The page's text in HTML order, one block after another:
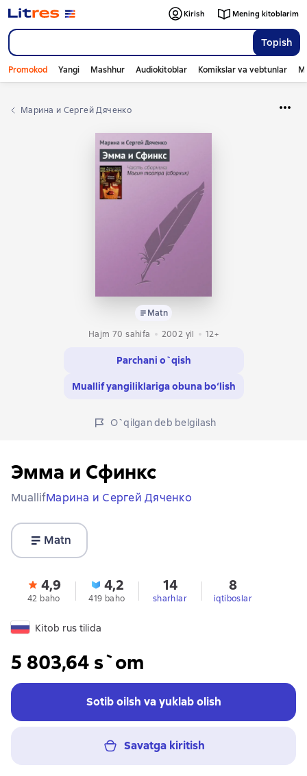
Topish
Kirish Mening kitoblarim
Promokod Yangi Mashhur Audiokitoblar Komikslar va vebtunlar
Марина и Сергей Дяченко
Matn
Hajm 70 sahifa
2002 yil 12+
Parchani o`qish
Muallif yangiliklariga obuna bo‘lish
O`qilgan deb belgilash
Эмма и Cфинкс
MuallifМарина и Сергей Дяченко
Matn
4,9
42 baho
4,2
419 baho
14
sharhlar
8
iqtiboslar
Kitob rus tilida
5 803,64 s`om
Sotib oilsh va yuklab olish
Savatga kiritish